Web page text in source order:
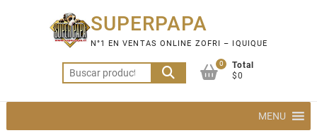
SUPERPAPA
N°1 EN VENTAS ONLINE ZOFRI – IQUIQUE
Buscar
por:
0
Total
$0
MENU